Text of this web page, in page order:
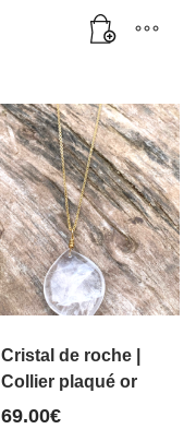
Cristal de roche |
Collier plaqué or
69.00€